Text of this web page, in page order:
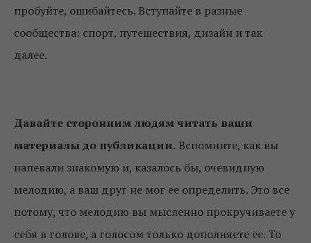
пробуйте, ошибайтесь. Вступайте в разные
сообщества: спорт, путешествия, дизайн и так
далее.
Давайте сторонним людям читать ваши
материалы до публикации. Вспомните, как вы
напевали знакомую и, казалось бы, очевидную
мелодию, а ваш друг не мог ее определить. Это все
потому, что мелодию вы мысленно прокручиваете у
себя в голове, а голосом только дополняете ее. То